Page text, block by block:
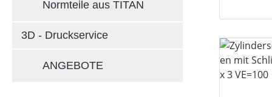
Normteile aus TITAN
3D - Druckservice
ANGEBOTE